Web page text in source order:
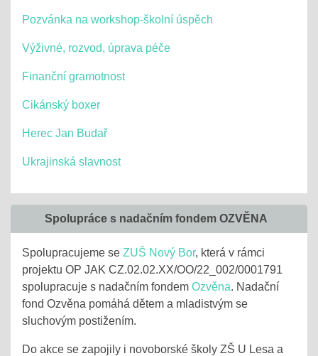
Pozvánka na workshop-školní úspěch
Výživné, rozvod, úprava péče
Finanční gramotnost
Cikánský boxer
Herec Jan Budař
Ukrajinská slavnost
Spolupráce s nadačním fondem OZVĚNA
Spolupracujeme se ZUŠ Nový Bor, která v rámci
projektu OP JAK CZ.02.02.XX/OO/22_002/0001791
spolupracuje s nadačním fondem Ozvěna. Nadační
fond Ozvěna pomáhá dětem a mladistvým se
sluchovým postižením.
Do akce se zapojily i novoborské školy ZŠ U Lesa a